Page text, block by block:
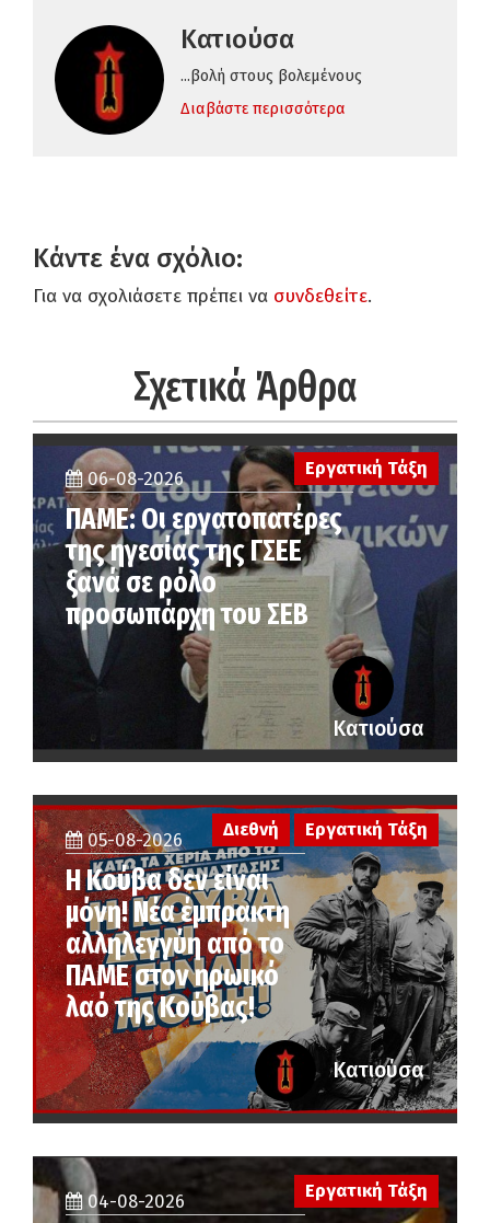
Κατιούσα
...βολή στους βολεμένους
Διαβάστε περισσότερα
Κάντε ένα σχόλιο:
Για να σχολιάσετε πρέπει να συνδεθείτε.
Σχετικά Άρθρα
Εργατική Τάξη
06-08-2026
ΠΑΜΕ: Οι εργατοπατέρες
της ηγεσίας της ΓΣΕΕ
ξανά σε ρόλο
προσωπάρχη του ΣΕΒ
Κατιούσα
05-08-2026
Η Κούβα δεν είναι
μόνη! Νέα έμπρακτη
αλληλεγγύη από το
ΠΑΜΕ στον ηρωικό
λαό της Κούβας!
Διεθνή Εργατική Τάξη
Κατιούσα
04-08-2026
Εργατική Τάξη